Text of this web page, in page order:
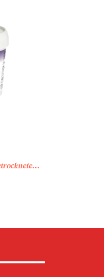
Würzmittel und gefriergetrocknete Produkte